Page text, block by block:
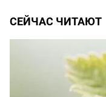
СЕЙЧАС ЧИТАЮТ